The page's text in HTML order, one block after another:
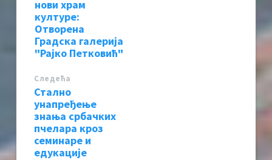
нови храм
културе:
Отворена
Градска галерија
"Рајко Петковић"
Следећa
Стално
унапређење
знања србачких
пчелара кроз
семинаре и
едукације